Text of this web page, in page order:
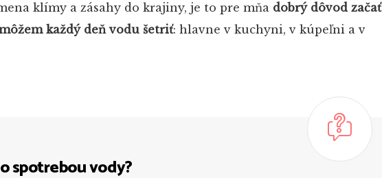
klímy a zásahy do krajiny, je to pre mňa dobrý dôvod začať
každý deň vodu šetriť: hlavne v kuchyni, v kúpeľni a v
spotrebou vody?